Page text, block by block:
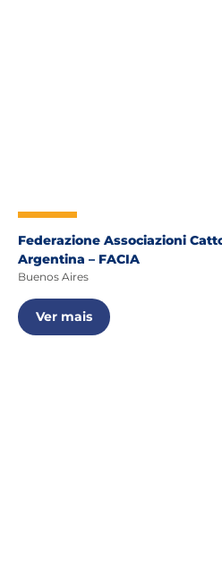
Federazione Associazioni
Argentina – FACIA
Buenos Aires
Ver mais